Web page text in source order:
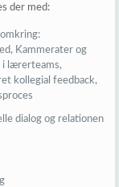
der med:
Kammerater og
i lærerteams,
kollegial feedback,
dialog og relationen